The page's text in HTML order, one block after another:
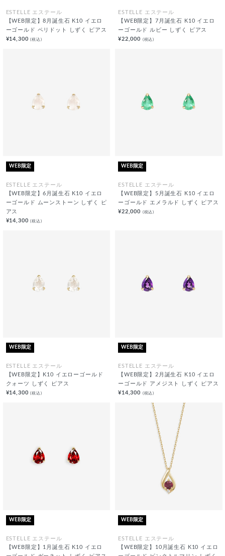
ESTELLE エステール
【WEB限定】8月誕生石 K10 イエロ
ーゴールド ペリドット しずく ピアス
¥14,300(税込)
ESTELLE エステール
【WEB限定】7月誕生石 K10 イエロ
ーゴールド ルビー しずく ピアス
¥22,000 (税込)
WEB限定
ESTELLE エステール
【WEB限定】6月誕生石 K10 イエロ
ーゴールド ムーンストーン しずく ピ
アス
¥14,300(税込)
WEB限定
ESTELLE エステール
【WEB限定】5月誕生石 K10 イエロ
ーゴールド エメラルド しずく ピアス
¥22,000 (税込)
WEB限定
ESTELLE エステール
【WEB限定】K10 イエローゴールド
クォーツ しずく ピアス
¥14,300(税込)
WEB限定
ESTELLE エステール
【WEB限定】2月誕生石 K10 イエロ
ーゴールド アメジスト しずく ピアス
¥14,300 (税込)
WEB限定
ESTELLE エステール
【WEB限定】1月誕生石 K10 イエロ
WEB限定
ESTELLE エステール
【WEB限定】10月誕生石 K10 イエロ